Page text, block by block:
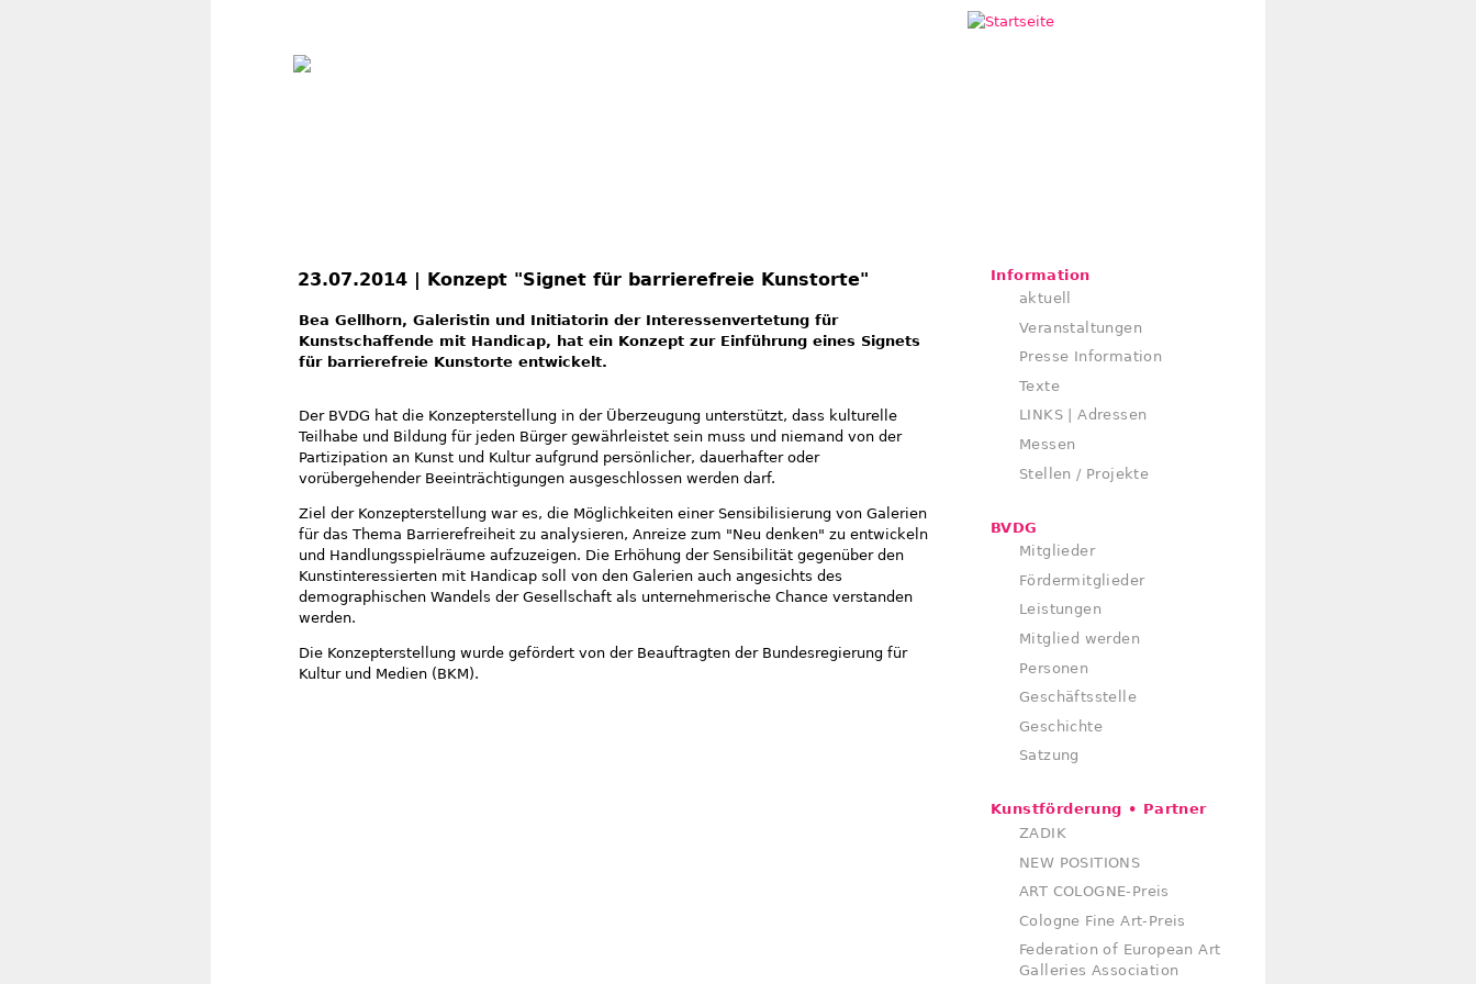
23.07.2014 | Konzept "Signet für barrierefreie Kunstorte"
Bea Gellhorn, Galeristin und Initiatorin der Interessenvertetung für
Kunstschaffende mit Handicap, hat ein Konzept zur Einführung eines Signets
für barrierefreie Kunstorte entwickelt.
Der BVDG hat die Konzepterstellung in der Überzeugung unterstützt, dass kulturelle
Teilhabe und Bildung für jeden Bürger gewährleistet sein muss und niemand von der
Partizipation an Kunst und Kultur aufgrund persönlicher, dauerhafter oder
vorübergehender Beeinträchtigungen ausgeschlossen werden darf.
Ziel der Konzepterstellung war es, die Möglichkeiten einer Sensibilisierung von Galerien
für das Thema Barrierefreiheit zu analysieren, Anreize zum "Neu denken" zu entwickeln
und Handlungsspielräume aufzuzeigen. Die Erhöhung der Sensibilität gegenüber den
Kunstinteressierten mit Handicap soll von den Galerien auch angesichts des
demographischen Wandels der Gesellschaft als unternehmerische Chance verstanden
werden.
Die Konzepterstellung wurde gefördert von der Beauftragten der Bundesregierung für
Kultur und Medien (BKM).
Information
aktuell
Veranstaltungen
Presse Information
Texte
LINKS | Adressen
Messen
Stellen / Projekte
BVDG
Mitglieder
Fördermitglieder
Leistungen
Mitglied werden
Personen
Geschäftsstelle
Geschichte
Satzung
Kunstförderung • Partner
ZADIK
NEW POSITIONS
ART COLOGNE-Preis
Cologne Fine Art-Preis
Federation of European Art
Galleries Association